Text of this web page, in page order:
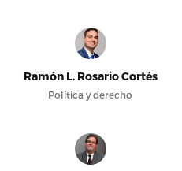
Ramón L. Rosario Cortés
Política y derecho